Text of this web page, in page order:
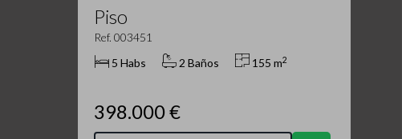
Piso
Ref. 003451
5 Habs
2 Baños 155 m2
398.000 €